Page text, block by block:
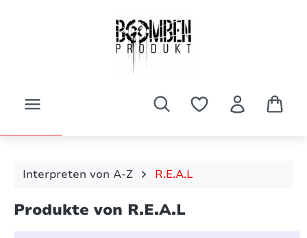
Zum Hauptinhalt springen
Interpreten von A-Z R.E.A.L
Produkte von R.E.A.L